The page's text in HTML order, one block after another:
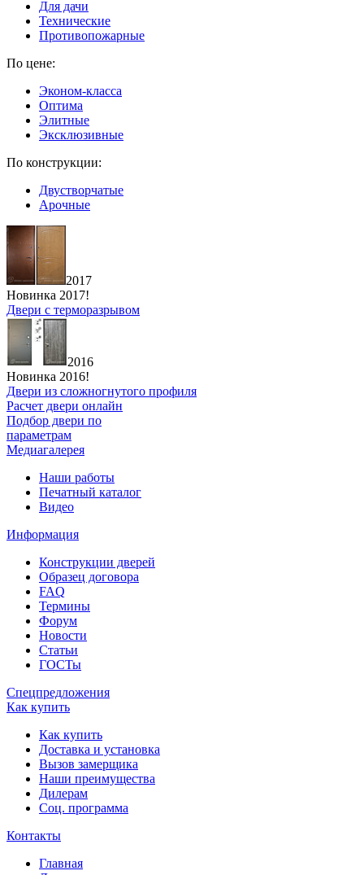
Для дачи
Технические
Противопожарные
По цене:
Эконом-класса
Оптима
Элитные
Эксклюзивные
По конструкции:
Двустворчатые
Арочные
2017
Новинка 2017!
Двери с терморазрывом
2016
Новинка 2016!
Двери из сложногнутого профиля
Расчет двери онлайн
Подбор двери по
параметрам
Медиагалерея
Наши работы
Печатный каталог
Видео
Информация
Конструкции дверей
Образец договора
FAQ
Термины
Форум
Новости
Статьи
ГОСТы
Спецпредложения
Как купить
Как купить
Доставка и установка
Вызов замерщика
Наши преимущества
Дилерам
Соц. программа
Контакты
Главная